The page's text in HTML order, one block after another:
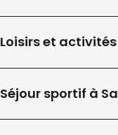
Loisirs et activités
Séjour sportif à